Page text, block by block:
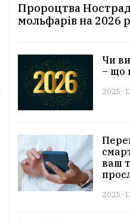
Пророцтва
мольфарів на 2026
Чи
– що
2025-
ваш
2025-